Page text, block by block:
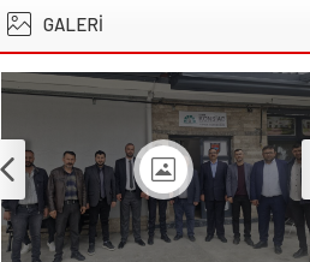
GALERİ